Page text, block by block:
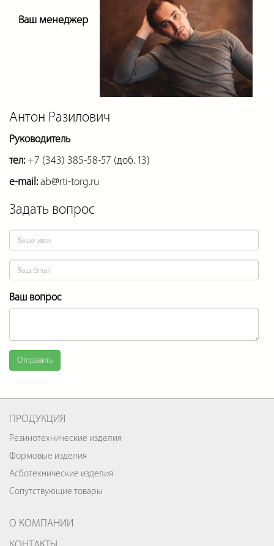
Ваш менеджер
Антон Разилович
Руководитель
тел:+7 (343) 385-58-57 (доб. 13)
e-mail:ab@rti-torg.ru
Задать вопрос
Ваш вопрос
Отправить
ПРОДУКЦИЯ
Резинотехнические изделия
Формовые изделия
Асботехнические изделия
Сопутствующие товары
О КОМПАНИИ